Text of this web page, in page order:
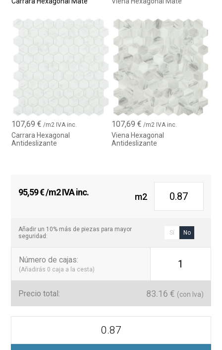
107,69€ /m2 IVA inc.
Carrara Hexagonal
Antideslizante
107,69 € /m2 IVA inc.
Viena Hexagonal
Antideslizante
95,59€/m2 IVA inc. m2
Añadir un 10% más de piezas para mayor
seguridad:
Sí No
Número de cajas:
(Añadirás 0 caja a la cesta) 1
Precio total: 83.16 € (con Iva)